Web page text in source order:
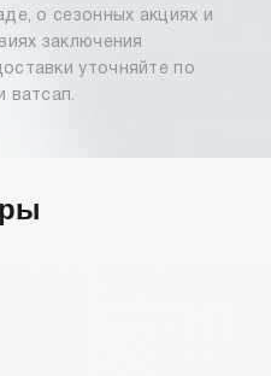
о сезонных акциях и
заключения
уточняйте по
ватсап.